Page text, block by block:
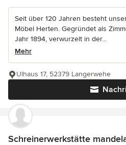
Seit über 120 Jahren besteht
Möbel Herten. Gegründet als
Jahr 1894, verwurzelt in der...
Mehr
Ulhaus 17, 52379 Langerwehe
Schreinerwerkstätte